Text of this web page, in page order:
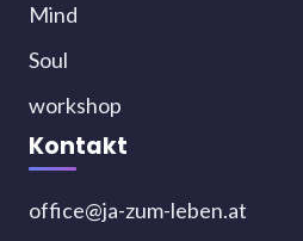
Mind
Soul
workshop
Kontakt
office@ja-zum-leben.at